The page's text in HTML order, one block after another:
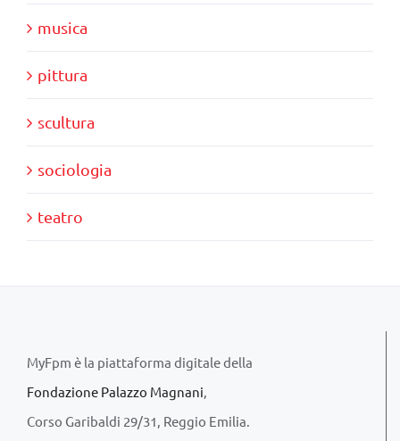
musica
pittura
scultura
sociologia
teatro
MyFpm è la piattaforma digitale della
Fondazione Palazzo Magnani,
Corso Garibaldi 29/31, Reggio Emilia.